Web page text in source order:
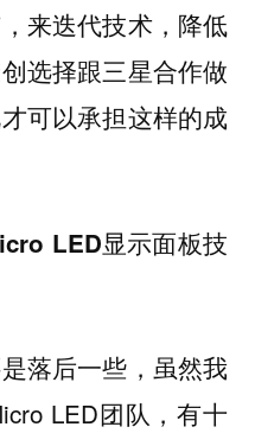
来迭代技术，降低
选择跟三星合作做
可以承担这样的成
LED显示面板技
落后一些，虽然我
LED团队，有十